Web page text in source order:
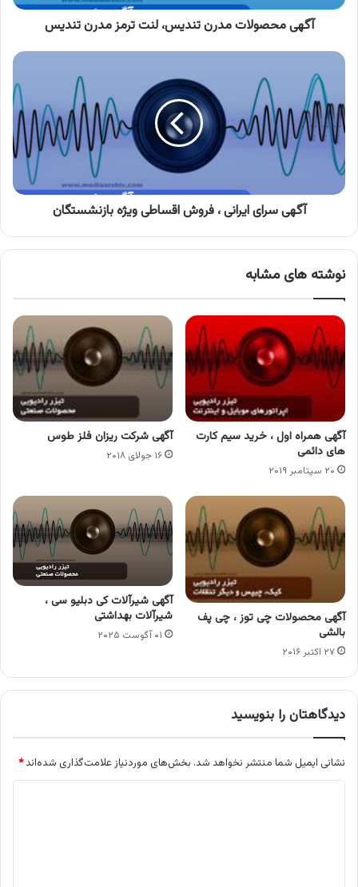
آگهی محصولات مدرن تندیس، لنت ترمز مدرن تندیس
آگهی
ایرانی
،
فروش
اقساطی
ویژه
بازنشستگان
آگهی سرای ایرانی ، فروش اقساطی ویژه بازنشستگان
نوشته های مشابه
آگهی همراه اول ، خرید سیم کارت
های دائمی
۲۰ سپتامبر ۲۰۱۹
آگهی شرکت ریزان فلز طوس
۱۶ جولای ۲۰۱۸
آگهی محصولات چی توز ، چی پف
بالشی
۲۷ اکتبر ۲۰۱۶
آگهی شیرآلات کی دبلیو سی ،
شیرآلات بهداشتی
۰۱ آگوست ۲۰۲۵
دیدگاهتان را بنویسید
نشانی ایمیل شما منتشر نخواهد شد. بخش‌های موردنیاز علامت‌گذاری شده‌اند*